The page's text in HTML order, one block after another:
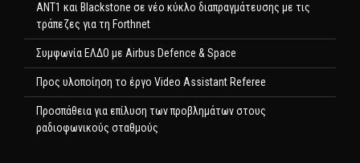
ΑΝΤ1 και Blackstone σε νέο κύκλο διαπραγμάτευσης με τις
τράπεζες για τη Forthnet
Συμφωνία ΕΛΔΟ με Airbus Defence & Space
Προς υλοποίηση το έργο Video Assistant Referee
Προσπάθεια για επίλυση των προβλημάτων στους
ραδιοφωνικούς σταθμούς